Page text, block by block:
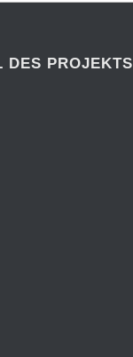
DES PROJEKTS